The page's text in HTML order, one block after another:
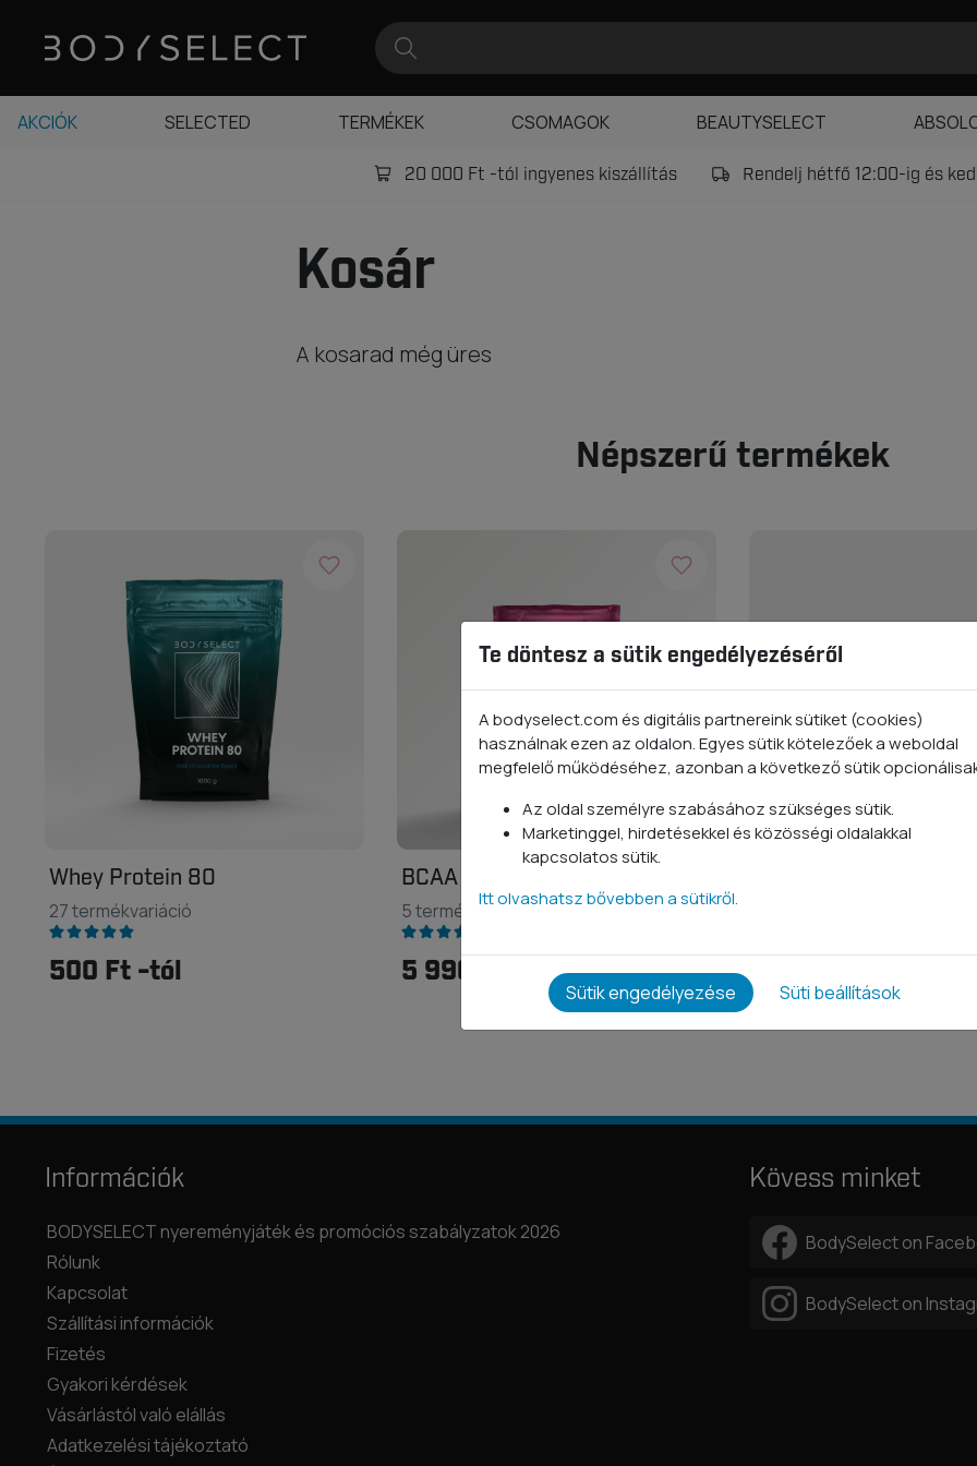
20 000 Ft -tól ingyenes kiszállítás Rendelj hétfő 12:00-ig és
Kosár
A kosarad még üres
Népszerű termékek
Whey Protein 80
27 termékvariáció
500 Ft -tól
BCAA 2:1:1
5 termékvariáció
5 990 Ft
AKCIÓK SELECTED TERMÉKEK CSOMAGOK BEAUTYSELECT
Információk
BODYSELECT nyereményjáték és promóciós szabályzatok 2026
Rólunk
Kapcsolat
Szállítási információk
Fizetés
Gyakori kérdések
Vásárlástól való elállás
Adatkezelési tájékoztató
Kövess minket
BodySelect on
BodySelect on
Te döntesz a sütik engedélyezéséről
A bodyselect.com és digitális partnereink sütiket (cookies)
használnak ezen az oldalon. Egyes sütik kötelezőek a weboldal
megfelelő működéséhez, azonban a következő sütik
Az oldal személyre szabásához szükséges sütik.
Marketinggel, hirdetésekkel és közösségi oldalakkal
kapcsolatos sütik.
Itt olvashatsz bővebben a sütikről.
Sütik engedélyezése Süti beállítások